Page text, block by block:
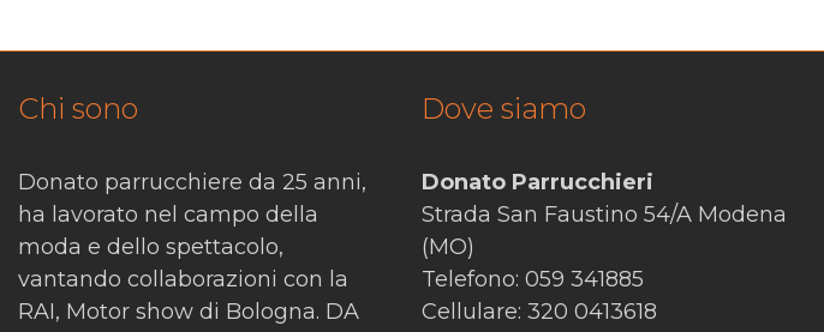
Chi sono
Donato parrucchiere da 25 anni,
ha lavorato nel campo della
moda e dello spettacolo,
vantando collaborazioni con la
RAI, Motor show di Bologna. DA
Dove siamo
Donato Parrucchieri
Strada San Faustino 54/A Modena
(MO)
Telefono: 059 341885
Cellulare: 320 0413618